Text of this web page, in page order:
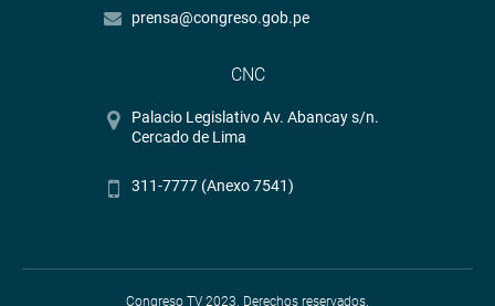
prensa@congreso.gob.pe
CNC
Palacio Legislativo Av. Abancay s/n.
Cercado de Lima
311-7777 (Anexo 7541)
Congreso TV 2023. Derechos reservados.